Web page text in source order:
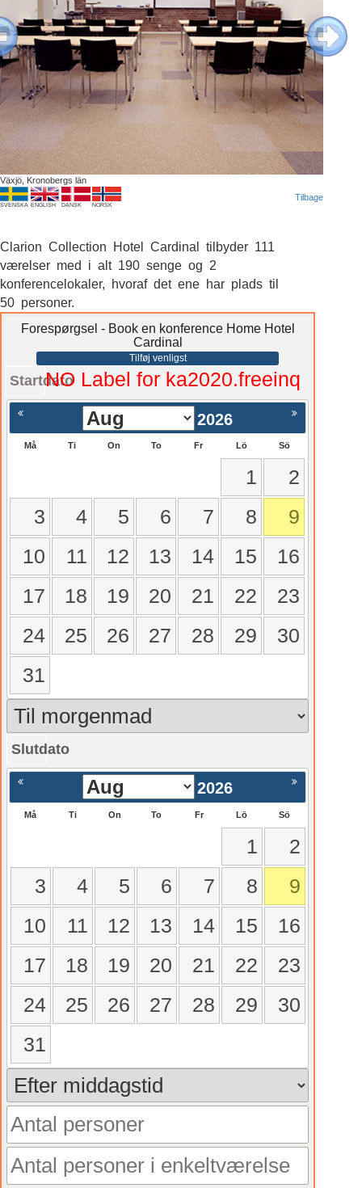
Next
Växjö, Kronobergs län
SVENSKA ENGLISH DANSK NORSK
Tilbage
Clarion Collection Hotel Cardinal tilbyder 111
værelser med i alt 190 senge og 2
konferencelokaler, hvoraf det ene har plads til
50 personer.
Forespørgsel - Book en konference Home Hotel
Cardinal
Tilføj venligst
StartdatoNO Label for ka2020.freeinq
2026
Må Ti On To Fr Lö Sö
1
2
3
4 5 6 7 8
9
10
11 12 13 14 15
16
17
18 19 20 21 22
23
24
25 26 27 28 29
30
31
Slutdato
Nästa >
2026
Må Ti On To Fr Lö Sö
1
2
3
4 5 6 7 8
9
10
11 12 13 14 15
16
17
18 19 20 21 22
23
24
25 26 27 28 29
30
31